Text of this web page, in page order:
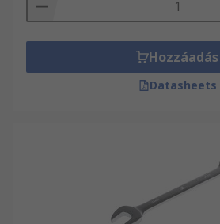
Hozzáadás
Datasheets